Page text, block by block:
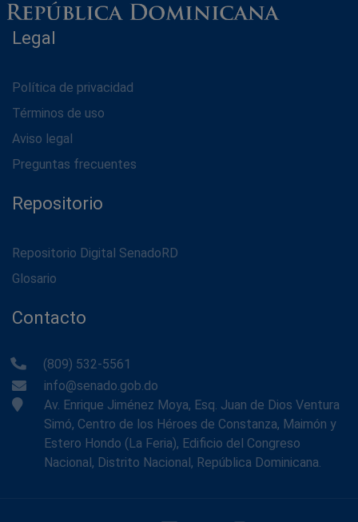
Legal
Política de privacidad
Términos de uso
Aviso legal
Preguntas frecuentes
Repositorio
Repositorio Digital SenadoRD
Glosario
Contacto
(809) 532-5561
info@senado.gob.do
Av. Enrique Jiménez Moya, Esq. Juan de Dios Ventura
Simó, Centro de los Héroes de Constanza, Maimón y
Estero Hondo (La Feria), Edificio del Congreso
Nacional, Distrito Nacional, República Dominicana.